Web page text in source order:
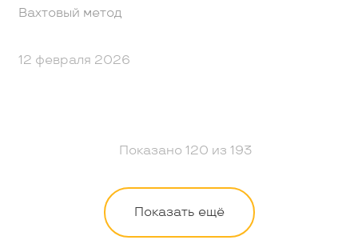
Вахтовый метод
12 февраля 2026
Показано 120 из 193
Показать ещё